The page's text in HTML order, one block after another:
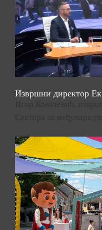
Извршни директор